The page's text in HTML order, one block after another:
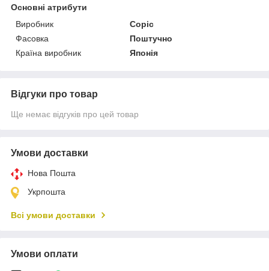
Основні атрибути
Виробник
Copic
Фасовка
Поштучно
Країна виробник
Японія
Відгуки про товар
Ще немає відгуків про цей товар
Умови доставки
Нова Пошта
Укрпошта
Всі умови доставки
Умови оплати